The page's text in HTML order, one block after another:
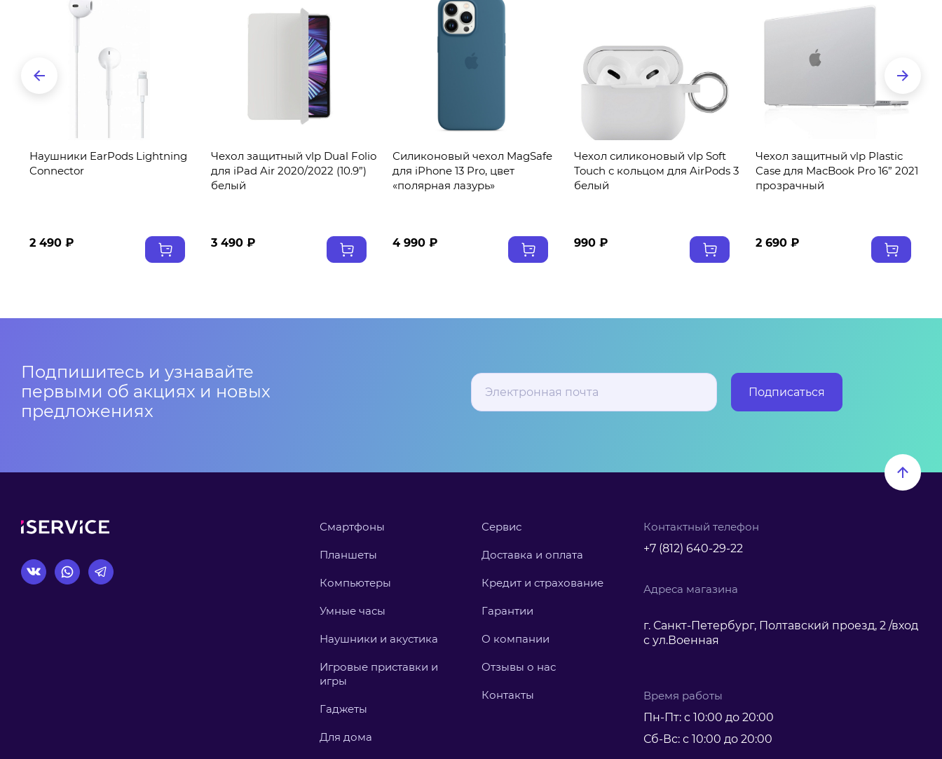
Наушники EarPods Lightning
Connector
2 490 ₽
Чехол защитный vlp Dual Folio
для iPad Air 2020/2022 (10.9”)
белый
3 490 ₽
Силиконовый чехол MagSafe
для iPhone 13 Pro, цвет
«полярная лазурь»
4 990 ₽
Чехол силиконовый vlp Soft
Touch с кольцом для AirPods 3
белый
990 ₽
Чехол защитный vlp Plastic
Case для MacBook Pro 16” 2021
прозрачный
2 690 ₽
Подпишитесь и узнавайте
первыми об акциях и новых
предложениях
Подписаться
Смартфоны
Планшеты
Компьютеры
Умные часы
Наушники и акустика
Игровые приставки и
игры
Гаджеты
Для дома
Сервис
Доставка и оплата
Кредит и страхование
Гарантии
О компании
Отзывы о нас
Контакты
Контактный телефон
+7 (812) 640-29-22
Адреса магазина
г. Санкт-Петербург, Полтавский проезд, 2 /вход
с ул.Военная
Время работы
Пн-Пт: с 10:00 до 20:00
Сб-Вс: с 10:00 до 20:00